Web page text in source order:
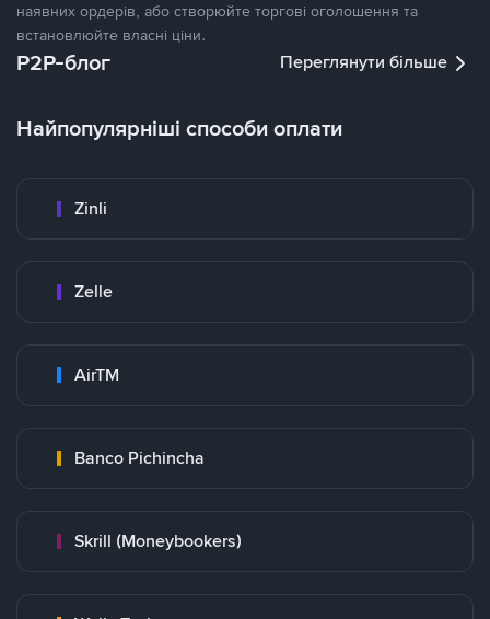
наявних ордерів, або створюйте торгові оголошення та
встановлюйте власні ціни.
P2P-блог Переглянути більше
Найпопулярніші способи оплати
Zinli
Zelle
AirTM
Banco Pichincha
Skrill (Moneybookers)